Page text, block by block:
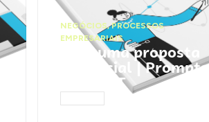
NEGÓCIOS,PROCESSOS
EMPRESARIAIS
Faça uma proposta
comercial | Prompts
ChatGPT